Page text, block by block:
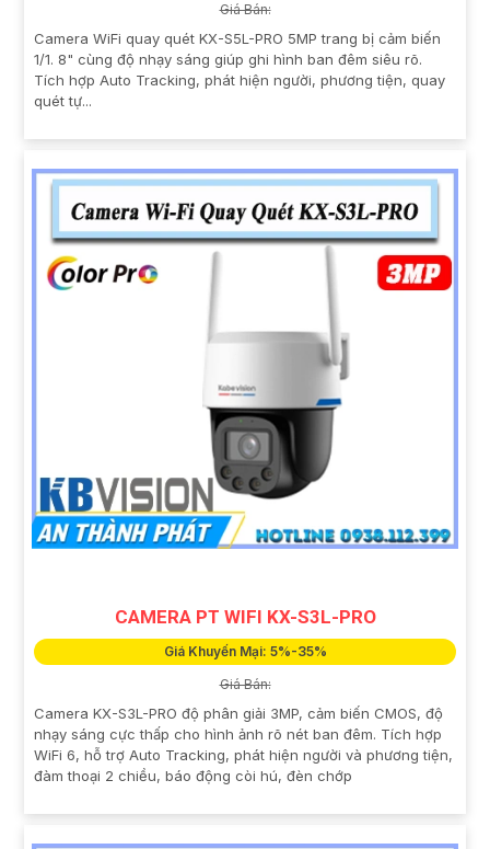
Giá Bán:
Camera WiFi quay quét KX-S5L-PRO 5MP trang bị cảm biến
1/1. 8" cùng độ nhạy sáng giúp ghi hình ban đêm siêu rõ.
Tích hợp Auto Tracking, phát hiện người, phương tiện, quay
quét tự...
CAMERA PT WIFI KX-S3L-PRO
Giá Khuyến Mại: 5%-35%
Giá Bán:
Camera KX-S3L-PRO độ phân giải 3MP, cảm biến CMOS, độ
nhạy sáng cực thấp cho hình ảnh rõ nét ban đêm. Tích hợp
WiFi 6, hỗ trợ Auto Tracking, phát hiện người và phương tiện,
đàm thoại 2 chiều, báo động còi hú, đèn chớp